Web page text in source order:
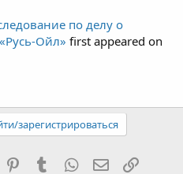
по делу о
Ойл» first appeared on
зарегистрироваться
PinterestTumblr WhatsApp Ссылка